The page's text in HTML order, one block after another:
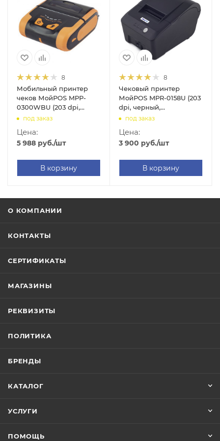
8
Мобильный принтер
чеков МойPOS MPP-
0300WBU (203 dpi,
черный, термопечать,
под заказ
Цена:
5 988 руб./шт
В корзину
8
Чековый принтер
МойPOS MPR-0158U (203
dpi, черный,
термопечать, USB)
под заказ
Цена:
3 900 руб./шт
В корзину
О КОМПАНИИ
КОНТАКТЫ
СЕРТИФИКАТЫ
МАГАЗИНЫ
РЕКВИЗИТЫ
ПОЛИТИКА
БРЕНДЫ
КАТАЛОГ
УСЛУГИ
ПОМОЩЬ